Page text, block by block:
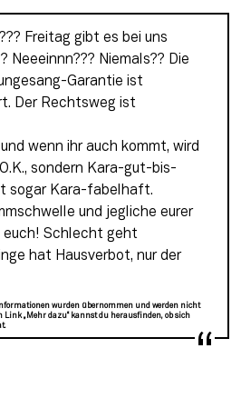
Freitag gibt es bei uns
Neeeinnn??? Niemals?? Die
Garantie ist
Der Rechtsweg ist
wenn ihr auch kommt, wird
sondern Kara-gut-bis-
sogar Kara-fabelhaft.
und jegliche eurer
Schlecht geht
hat Hausverbot, nur der
wurden übernommen und werden nicht
„Mehr dazu“ kannst du herausfinden, ob sich